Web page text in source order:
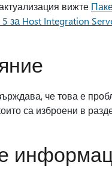
вижте
5 за Host Integration
че това е
са изброени в